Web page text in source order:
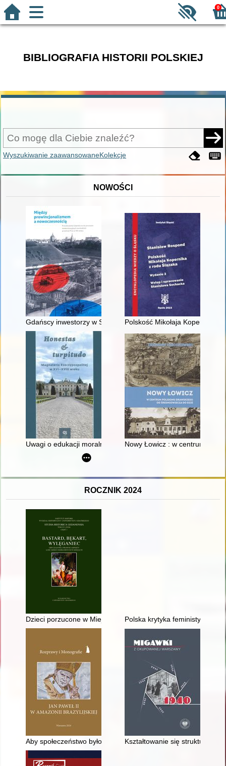
0
BIBLIOGRAFIA HISTORII POLSKIEJ
Wyszukiwanie zaawansowaneKolekcje
NOWOŚCI
Gdańscy inwestorzy w Sopocie : prestiż finansowy i
Polskość Mikołaja Kopernika z
Uwagi o edukacji moralnej synów szlacheckich w XVI-
Nowy Łowicz : w centrum
ROCZNIK 2024
Dzieci porzucone w Miejskim Domu Wychowawczym dla
Polska krytyka feministyczna
Aby społeczeństwo było sprawiedliwe" : kontekst
Kształtowanie się struktur